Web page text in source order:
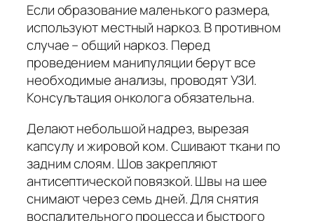
Если образование маленького размера,
используют местный наркоз. В противном
случае – общий наркоз. Перед
проведением манипуляции берут все
необходимые анализы, проводят УЗИ.
Консультация онколога обязательна.
Делают небольшой надрез, вырезая
капсулу и жировой ком. Сшивают ткани по
задним слоям. Шов закрепляют
антисептической повязкой. Швы на шее
снимают через семь дней. Для снятия
воспалительного процесса и быстрого